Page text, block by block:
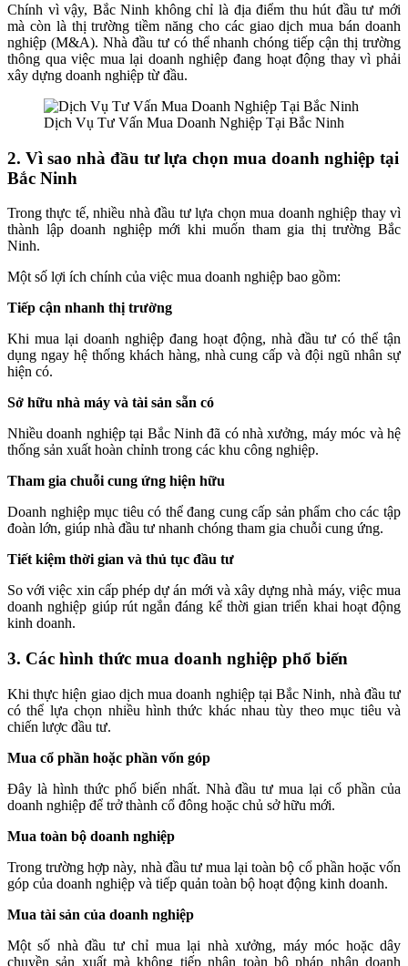
Chính vì vậy, Bắc Ninh không chỉ là địa điểm thu hút đầu tư mới
mà còn là thị trường tiềm năng cho các giao dịch mua bán doanh
nghiệp (M&A). Nhà đầu tư có thể nhanh chóng tiếp cận thị trường
thông qua việc mua lại doanh nghiệp đang hoạt động thay vì phải
xây dựng doanh nghiệp từ đầu.
Dịch Vụ Tư Vấn Mua Doanh Nghiệp Tại Bắc Ninh
2. Vì sao nhà đầu tư lựa chọn mua doanh nghiệp tại
Bắc Ninh
Trong thực tế, nhiều nhà đầu tư lựa chọn mua doanh nghiệp thay vì
thành lập doanh nghiệp mới khi muốn tham gia thị trường Bắc
Ninh.
Một số lợi ích chính của việc mua doanh nghiệp bao gồm:
Tiếp cận nhanh thị trường
Khi mua lại doanh nghiệp đang hoạt động, nhà đầu tư có thể tận
dụng ngay hệ thống khách hàng, nhà cung cấp và đội ngũ nhân sự
hiện có.
Sở hữu nhà máy và tài sản sẵn có
Nhiều doanh nghiệp tại Bắc Ninh đã có nhà xưởng, máy móc và hệ
thống sản xuất hoàn chỉnh trong các khu công nghiệp.
Tham gia chuỗi cung ứng hiện hữu
Doanh nghiệp mục tiêu có thể đang cung cấp sản phẩm cho các tập
đoàn lớn, giúp nhà đầu tư nhanh chóng tham gia chuỗi cung ứng.
Tiết kiệm thời gian và thủ tục đầu tư
So với việc xin cấp phép dự án mới và xây dựng nhà máy, việc mua
doanh nghiệp giúp rút ngắn đáng kể thời gian triển khai hoạt động
kinh doanh.
3. Các hình thức mua doanh nghiệp phổ biến
Khi thực hiện giao dịch mua doanh nghiệp tại Bắc Ninh, nhà đầu tư
có thể lựa chọn nhiều hình thức khác nhau tùy theo mục tiêu và
chiến lược đầu tư.
Mua cổ phần hoặc phần vốn góp
Đây là hình thức phổ biến nhất. Nhà đầu tư mua lại cổ phần của
doanh nghiệp để trở thành cổ đông hoặc chủ sở hữu mới.
Mua toàn bộ doanh nghiệp
Trong trường hợp này, nhà đầu tư mua lại toàn bộ cổ phần hoặc vốn
góp của doanh nghiệp và tiếp quản toàn bộ hoạt động kinh doanh.
Mua tài sản của doanh nghiệp
Một số nhà đầu tư chỉ mua lại nhà xưởng, máy móc hoặc dây
chuyền sản xuất mà không tiếp nhận toàn bộ pháp nhân doanh